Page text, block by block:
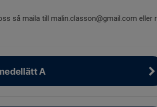
så maila till malin.classon@gmail.com eller
A